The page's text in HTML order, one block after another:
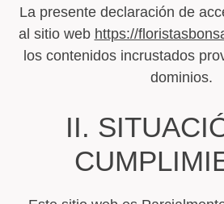
La presente declaración de
al sitio web https://
los contenidos incrustados
dominios.
II.